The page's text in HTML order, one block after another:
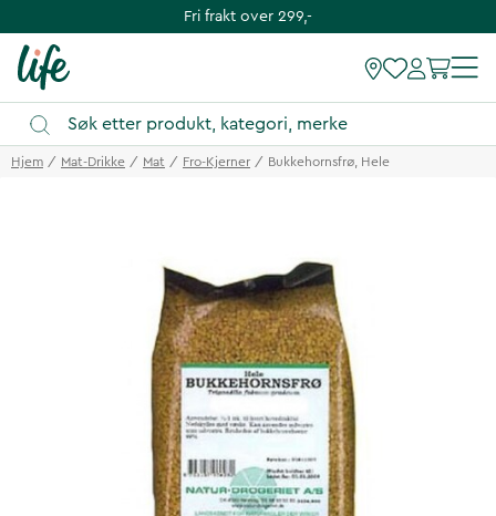
Fri frakt over 299,-
Hjem Mat-Drikke Mat Fro-Kjerner Bukkehornsfrø, Hele